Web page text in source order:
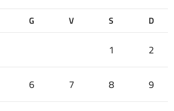
G V S D
1 2
6 7 8 9